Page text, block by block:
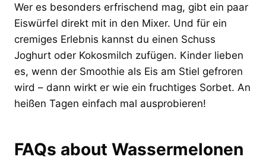
Wer es besonders erfrischend mag, gibt ein paar
Eiswürfel direkt mit in den Mixer. Und für ein
cremiges Erlebnis kannst du einen Schuss
Joghurt oder Kokosmilch zufügen. Kinder lieben
es, wenn der Smoothie als Eis am Stiel gefroren
wird – dann wirkt er wie ein fruchtiges Sorbet. An
heißen Tagen einfach mal ausprobieren!
FAQs about Wassermelonen